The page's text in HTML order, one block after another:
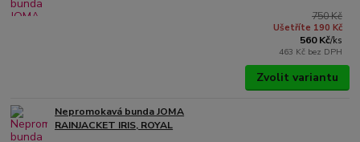
750 Kč
Ušetříte 190 Kč
560 Kč/ks
463 Kč bez DPH
Zvolit variantu
Nepromokavá bunda JOMA
RAINJACKET IRIS, ROYAL